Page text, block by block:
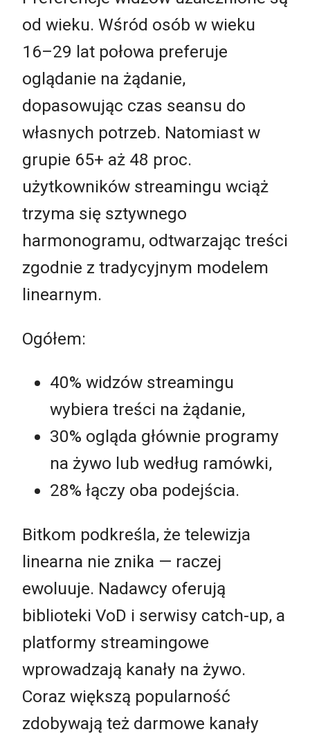
od wieku. Wśród osób w wieku
16–29 lat połowa preferuje
oglądanie na żądanie,
dopasowując czas seansu do
własnych potrzeb. Natomiast w
grupie 65+ aż 48 proc.
użytkowników streamingu wciąż
trzyma się sztywnego
harmonogramu, odtwarzając treści
zgodnie z tradycyjnym modelem
linearnym.
Ogółem:
40% widzów streamingu
wybiera treści na żądanie,
30% ogląda głównie programy
na żywo lub według ramówki,
28% łączy oba podejścia.
Bitkom podkreśla, że telewizja
linearna nie znika — raczej
ewoluuje. Nadawcy oferują
biblioteki VoD i serwisy catch-up, a
platformy streamingowe
wprowadzają kanały na żywo.
Coraz większą popularność
zdobywają też darmowe kanały